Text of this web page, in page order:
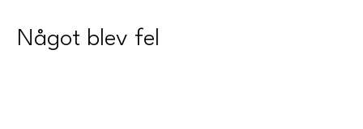
Något blev fel